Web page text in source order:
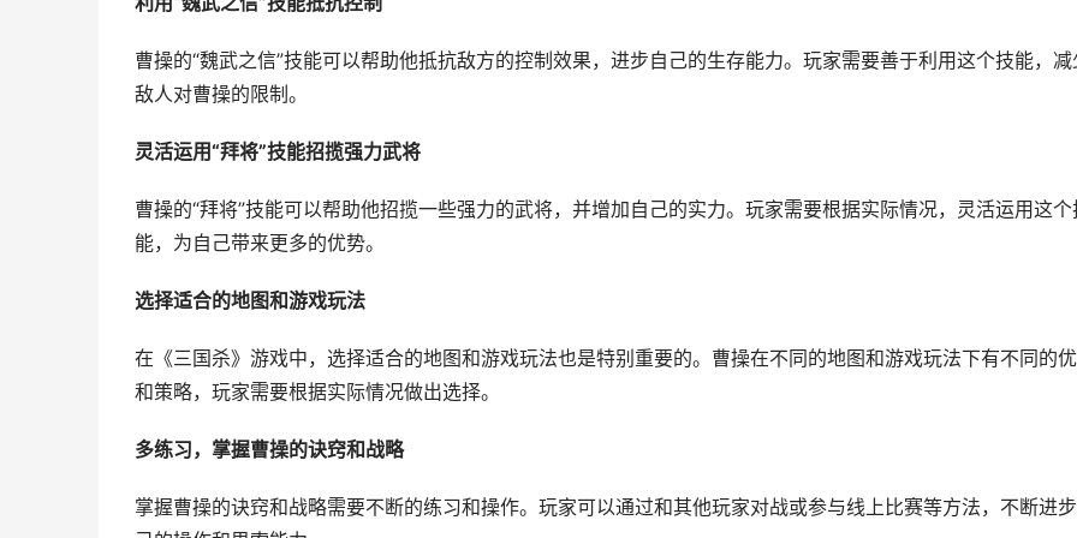
曹操的“魏武之信”技能可以帮助他抵抗敌方的控制效果，进步自己的生存能力。玩家需要善于利用这个技能，减
敌人对曹操的限制。
灵活运用“拜将”技能招揽强力武将
曹操的“拜将”技能可以帮助他招揽一些强力的武将，并增加自己的实力。玩家需要根据实际情况，灵活运用这个
能，为自己带来更多的优势。
选择适合的地图和游戏玩法
在《三国杀》游戏中，选择适合的地图和游戏玩法也是特别重要的。曹操在不同的地图和游戏玩法下有不同的
和策略，玩家需要根据实际情况做出选择。
多练习，掌握曹操的诀窍和战略
掌握曹操的诀窍和战略需要不断的练习和操作。玩家可以通过和其他玩家对战或参与线上比赛等方法，不断进